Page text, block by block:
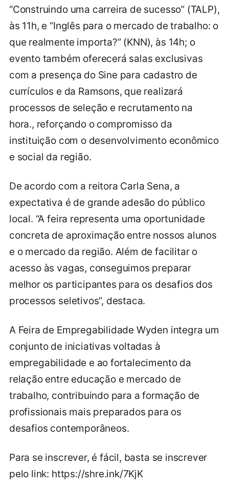
“Construindo uma carreira de sucesso” (TALP),
às 11h, e “Inglês para o mercado de trabalho: o
que realmente importa?” (KNN), às 14h; o
evento também oferecerá salas exclusivas
com a presença do Sine para cadastro de
currículos e da Ramsons, que realizará
processos de seleção e recrutamento na
hora., reforçando o compromisso da
instituição com o desenvolvimento econômico
e social da região.
De acordo com a reitora Carla Sena, a
expectativa é de grande adesão do público
local. “A feira representa uma oportunidade
concreta de aproximação entre nossos alunos
e o mercado da região. Além de facilitar o
acesso às vagas, conseguimos preparar
melhor os participantes para os desafios dos
processos seletivos”, destaca.
A Feira de Empregabilidade Wyden integra um
conjunto de iniciativas voltadas à
empregabilidade e ao fortalecimento da
relação entre educação e mercado de
trabalho, contribuindo para a formação de
profissionais mais preparados para os
desafios contemporâneos.
Para se inscrever, é fácil, basta se inscrever
pelo link: https://shre.ink/7KjK